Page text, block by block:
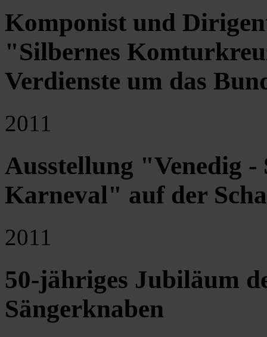
Komponist und
"Silbernes
Verdienste um das
2011
Ausstellung "Venedig -
Karneval" auf der
2011
50-jähriges Jubiläum
Sängerknaben